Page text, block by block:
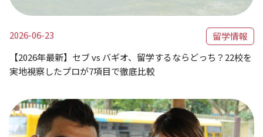
2026-06-23
留学情報
【2026年最新】セブ vs バギオ、留学するならどっち？22校を
実地視察したプロが7項目で徹底比較